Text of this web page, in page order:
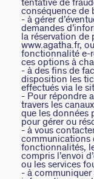
tentative de
conséquence de
- à gérer
demandes
la réservation
www.agatha.fr,
fonctionnalité e-
ces options à
- à des fins de
disposition les
effectués via le
- Pour répondre
travers les
que les données
pour gérer ou
- à vous
communications
fonctionnalités,
compris l’envoi
ou les services
- à